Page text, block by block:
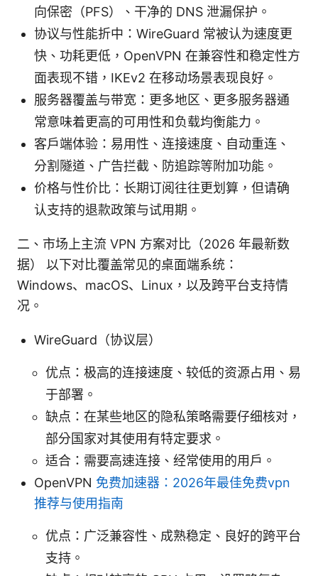
向保密（PFS）、干净的 DNS 泄漏保护。
协议与性能折中：WireGuard 常被认为速度更
快、功耗更低，OpenVPN 在兼容性和稳定性方
面表现不错，IKEv2 在移动场景表现良好。
服务器覆盖与带宽：更多地区、更多服务器通
常意味着更高的可用性和负载均衡能力。
客户端体验：易用性、连接速度、自动重连、
分割隧道、广告拦截、防追踪等附加功能。
价格与性价比：长期订阅往往更划算，但请确
认支持的退款政策与试用期。
二、市场上主流 VPN 方案对比（2026 年最新数
据） 以下对比覆盖常见的桌面端系统：
Windows、macOS、Linux，以及跨平台支持情
况。
WireGuard（协议层）
优点：极高的连接速度、较低的资源占用、易
于部署。
缺点：在某些地区的隐私策略需要仔细核对，
部分国家对其使用有特定要求。
适合：需要高速连接、经常使用的用户。
OpenVPN 免费加速器：2026年最佳免费vpn
推荐与使用指南
优点：广泛兼容性、成熟稳定、良好的跨平台
支持。